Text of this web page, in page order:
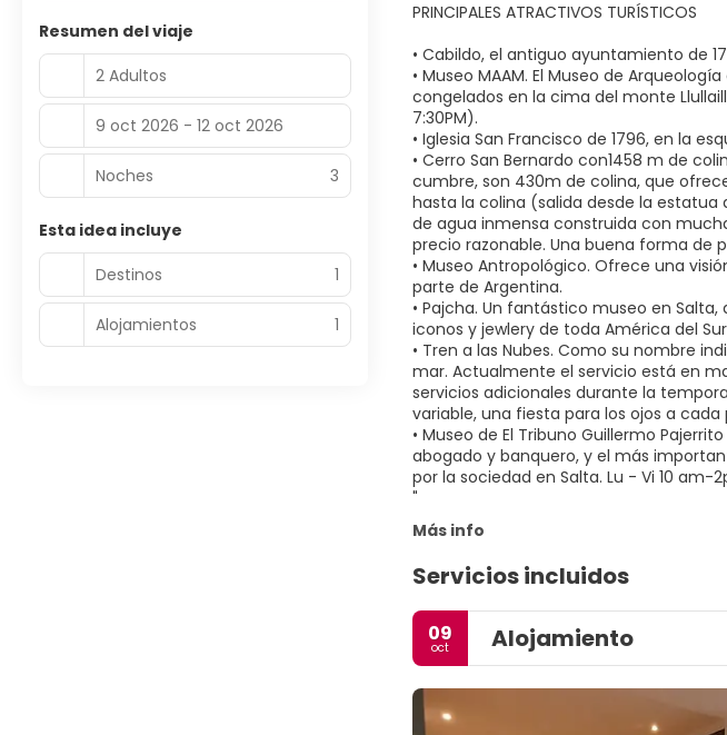
PRINCIPALES ATRACTIVOS TURÍSTICOS
• Cabildo, el antiguo ayuntamiento de
• Museo MAAM. El Museo de
congelados en la cima del monte
7:30PM).
• Iglesia San Francisco de 1796, en la
• Cerro San Bernardo con1458 m de
cumbre, son 430m de colina, que
hasta la colina (salida desde la
de agua inmensa construida con
precio razonable. Una buena forma de
• Museo Antropológico. Ofrece una
parte de Argentina.
• Pajcha. Un fantástico museo en
iconos y jewlery de toda América del
• Tren a las Nubes. Como su nombre
mar. Actualmente el servicio está en
servicios adicionales durante la
variable, una fiesta para los ojos a cada
• Museo de El Tribuno Guillermo
abogado y banquero, y el más
por la sociedad en Salta. Lu - Vi 10 am-
Más info
Servicios incluidos
09
oct Alojamiento
Resumen del viaje
2 Adultos
9 oct 2026 - 12 oct 2026
Noches 3
Esta idea incluye
Destinos
1
Alojamientos 1